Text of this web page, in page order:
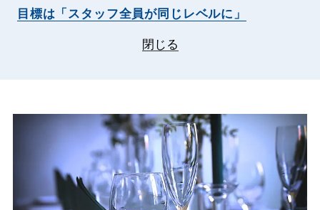
目標は「スタッフ全員が同じレベルに」
閉じる